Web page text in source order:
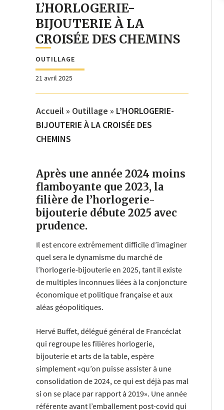
L’HORLOGERIE-
BIJOUTERIE À LA
CROISÉE DES CHEMINS
OUTILLAGE
21 avril 2025
Accueil » Outillage » L’HORLOGERIE-
BIJOUTERIE À LA CROISÉE DES
CHEMINS
Après une année 2024 moins
flamboyante que 2023, la
filière de l’horlogerie-
bijouterie débute 2025 avec
prudence.
Il est encore extrêmement difficile d’imaginer
quel sera le dynamisme du marché de
l’horlogerie-bijouterie en 2025, tant il existe
de multiples inconnues liées à la conjoncture
économique et politique française et aux
aléas géopolitiques.
Hervé Buffet, délégué général de Francéclat
qui regroupe les filières horlogerie,
bijouterie et arts de la table, espère
simplement «qu’on puisse assister à une
consolidation de 2024, ce qui est déjà pas mal
si on se place par rapport à 2019». Une année
référente avant l’emballement post-covid qui